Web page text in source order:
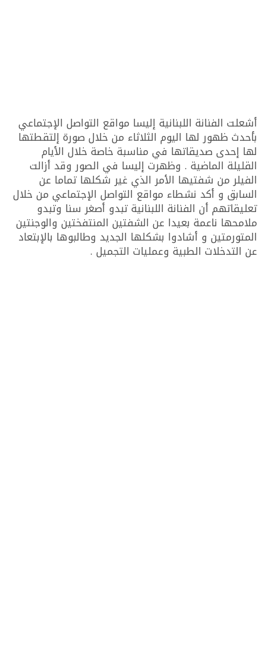
أشعلت الفنانة اللبنانية إليسا مواقع التواصل الإجتماعي
بأحدث ظهور لها اليوم الثلاثاء من خلال صورة إلتقطتها
لها إحدى صديقاتها في مناسبة خاصة خلال الأيام
القليلة الماضية . وظهرت إليسا في الصور وقد أزالت
الفيلر من شفتيها الأمر الذي غير شكلها تماما عن
السابق و أكد نشطاء مواقع التواصل الإجتماعي من خلال
تعليقاتهم أن الفنانة اللبنانية تبدو أصغر سنا وتبدو
ملامحها ناعمة بعيدا عن الشفتين المنتفختين والوجنتين
المتورمتين و أشادوا بشكلها الجديد وطالبوها بالإبتعاد
عن التدخلات الطبية وعمليات التجميل .